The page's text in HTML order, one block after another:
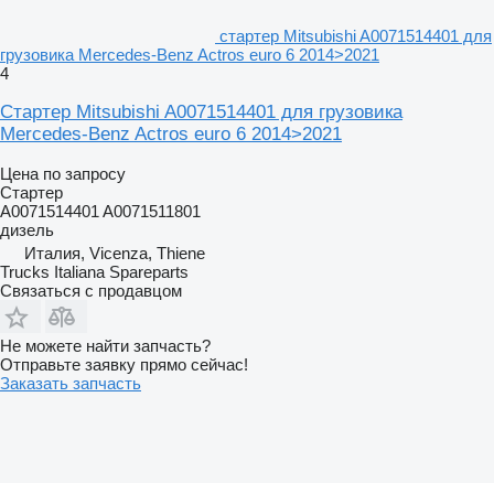
стартер Mitsubishi A0071514401 для
грузовика Mercedes-Benz Actros euro 6 2014>2021
4
Стартер Mitsubishi A0071514401 для грузовика
Mercedes-Benz Actros euro 6 2014>2021
Цена по запросу
Стартер
A0071514401 A0071511801
дизель
Италия, Vicenza, Thiene
Trucks Italiana Spareparts
Связаться с продавцом
Не можете найти запчасть?
Отправьте заявку прямо сейчас!
Заказать запчасть